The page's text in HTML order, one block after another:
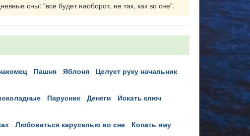
сны: "все будет наоборот, не так, как во сне".
пашня яблоня целует руку начальник
парусник денеги искать ключ
любоваться каруселью во сне копать яму